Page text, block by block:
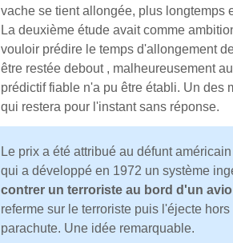
vache se tient allongée, plus longtemps
La deuxième étude avait comme
vouloir prédire le temps d'allongement
être restée debout , malheureusement
prédictif fiable n'a pu être établi. Un des
qui restera pour l'instant sans réponse.
Le prix a été attribué au défunt
qui a développé en 1972 un système
contrer un terroriste au bord d'un
referme sur le terroriste puis l'éjecte
parachute. Une idée remarquable.